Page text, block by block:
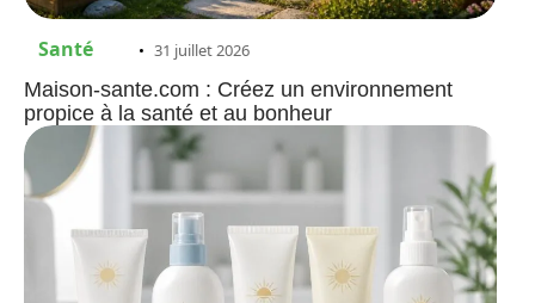
Santé 31 juillet 2026
Maison-sante.com : Créez un environnement
propice à la santé et au bonheur